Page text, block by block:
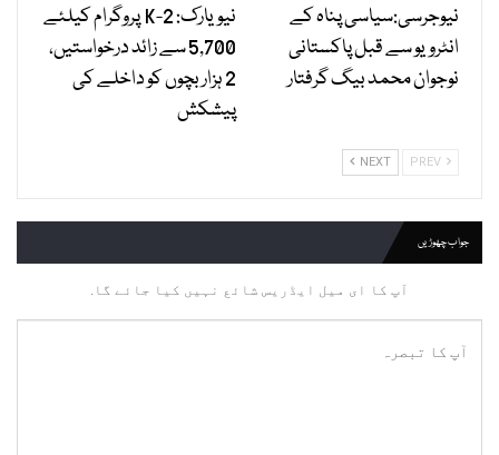
نیوجرسی:سیاسی پناہ کے
انٹرویو سے قبل پاکستانی
نوجوان محمد بیگ گرفتار
نیویارک: 2-K پروگرام کیلئے
5,700 سے زائد درخواستیں،
2 ہزار بچوں کو داخلے کی
پیشکش
NEXT
جواب چھوڑیں
آپ کا ای میل ایڈریس شائع نہیں کیا جائے گا.